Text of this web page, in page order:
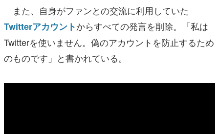
また、自身がファンとの交流に利用していた
Twitterアカウントからすべての発言を削除。「私は
Twitterを使いません。偽のアカウントを防止するため
のものです」と書かれている。